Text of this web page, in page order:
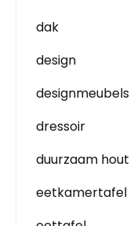
dak
design
designmeubels
dressoir
duurzaam hout
eetkamertafel